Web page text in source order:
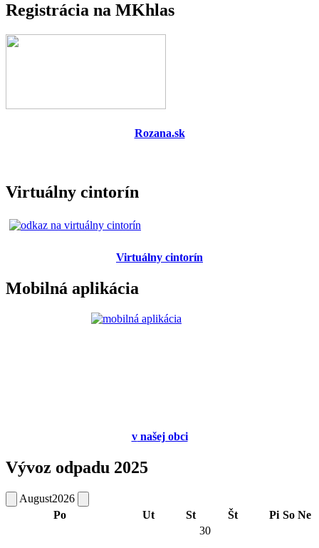
Registrácia na MKhlas
Rozana.sk
Virtuálny cintorín
Virtuálny cintorín
Mobilná aplikácia
vnašej obci
Vývoz odpadu 2025
August2026
Po
Ut St Št Pi So Ne
30